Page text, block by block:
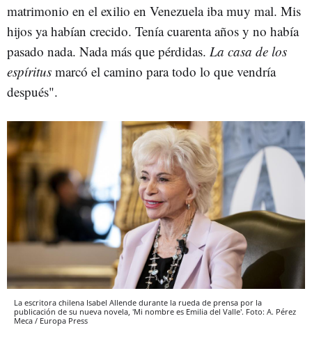
matrimonio en el exilio en Venezuela iba muy mal. Mis
hijos ya habían crecido. Tenía cuarenta años y no había
pasado nada. Nada más que pérdidas. La casa de los
espíritus marcó el camino para todo lo que vendría
después".
La escritora chilena Isabel Allende durante la rueda de prensa por la
publicación de su nueva novela, 'Mi nombre es Emilia del Valle'. Foto: A. Pérez
Meca / Europa Press